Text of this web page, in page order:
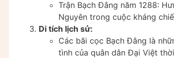
Trận Bạch Đằng năm 1288:
Nguyên trong cuộc kháng
Di tích lịch sử:
Các bãi cọc Bạch Đằng là
tình của quân dân Đại Việt